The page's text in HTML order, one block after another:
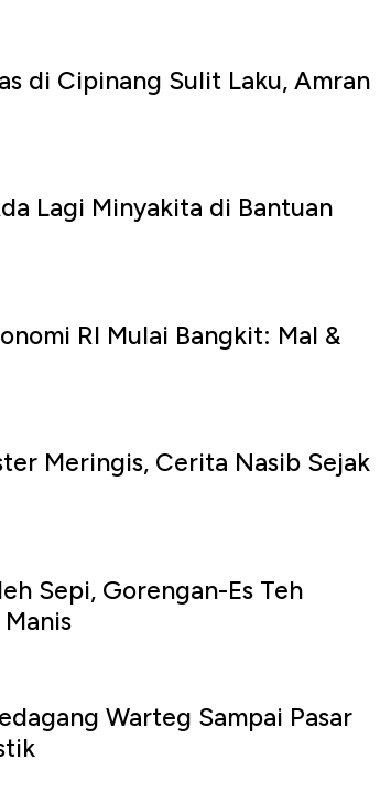
di Cipinang Sulit Laku, Amran
Lagi Minyakita di Bantuan
RI Mulai Bangkit: Mal &
Meringis, Cerita Nasib Sejak
Sepi, Gorengan-Es Teh
Warteg Sampai Pasar